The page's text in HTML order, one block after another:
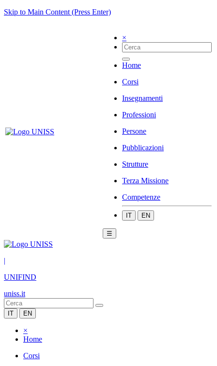
Skip to Main Content (Press Enter)
×
Home
Corsi
Insegnamenti
Professioni
Persone
Pubblicazioni
Strutture
Terza Missione
Competenze
IT EN
☰
|
UNIFIND
uniss.it
IT EN
×
Home
Corsi